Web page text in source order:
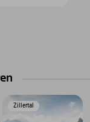
Zillertal